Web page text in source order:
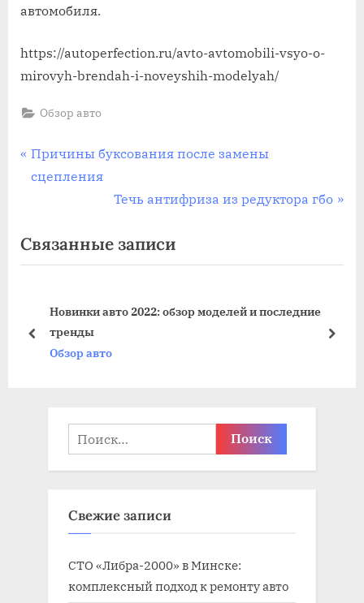
автомобиля.
https://autoperfection.ru/avto-avtomobili-vsyo-o-
mirovyh-brendah-i-noveyshih-modelyah/
Обзор авто
Навигация
по
П
р
ы
д
а
Причины буксования после замены
сцепления
С
е
д
ю
а
п
и
ь
Течь антифриза из редуктора гбо
Связанные записи
Новинки авто 2022: обзор моделей и последние
тренды
Обзор авто
пред
Найти:
Свежие записи
СТО «Либра-2000» в Минске:
комплексный подход к ремонту авто